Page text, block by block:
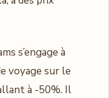
s’engage à
voyage sur le
à -50%. Il